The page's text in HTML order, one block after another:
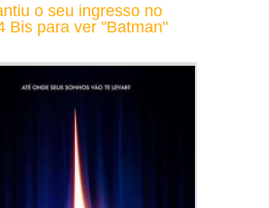
o seu ingresso no
Bis para ver "Batman"